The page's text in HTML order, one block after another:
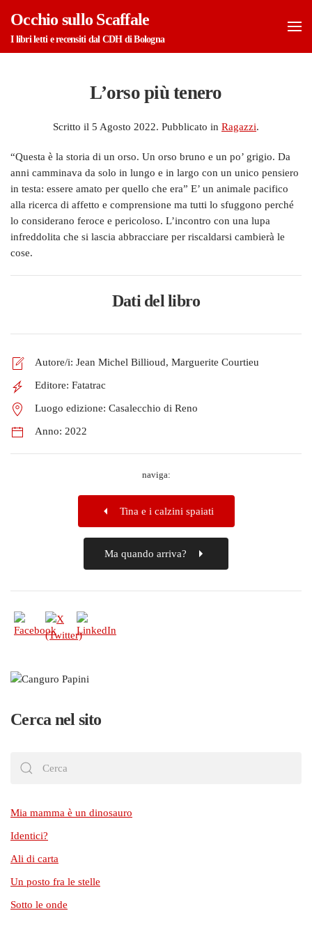
Skip to main content
Occhio sullo Scaffale
I libri letti e recensiti dal CDH di Bologna
L’orso più tenero
Scritto il 5 Agosto 2022. Pubblicato in Ragazzi.
“Questa è la storia di un orso. Un orso bruno e un po’ grigio. Da
anni camminava da solo in lungo e in largo con un unico pensiero
in testa: essere amato per quello che era” E’ un animale pacifico
alla ricerca di affetto e comprensione ma tutti lo sfuggono perché
lo considerano feroce e pericoloso. L’incontro con una lupa
infreddolita che si lascia abbracciare per riscaldarsi cambierà le
cose.
Dati del libro
Autore/i: Jean Michel Billioud, Marguerite Courtieu
Editore: Fatatrac
Luogo edizione: Casalecchio di Reno
Anno: 2022
naviga:
Tina e i calzini spaiati
Ma quando arriva?
Cerca nel sito
Mia mamma è un dinosauro
Identici?
Ali di carta
Un posto fra le stelle
Sotto le onde